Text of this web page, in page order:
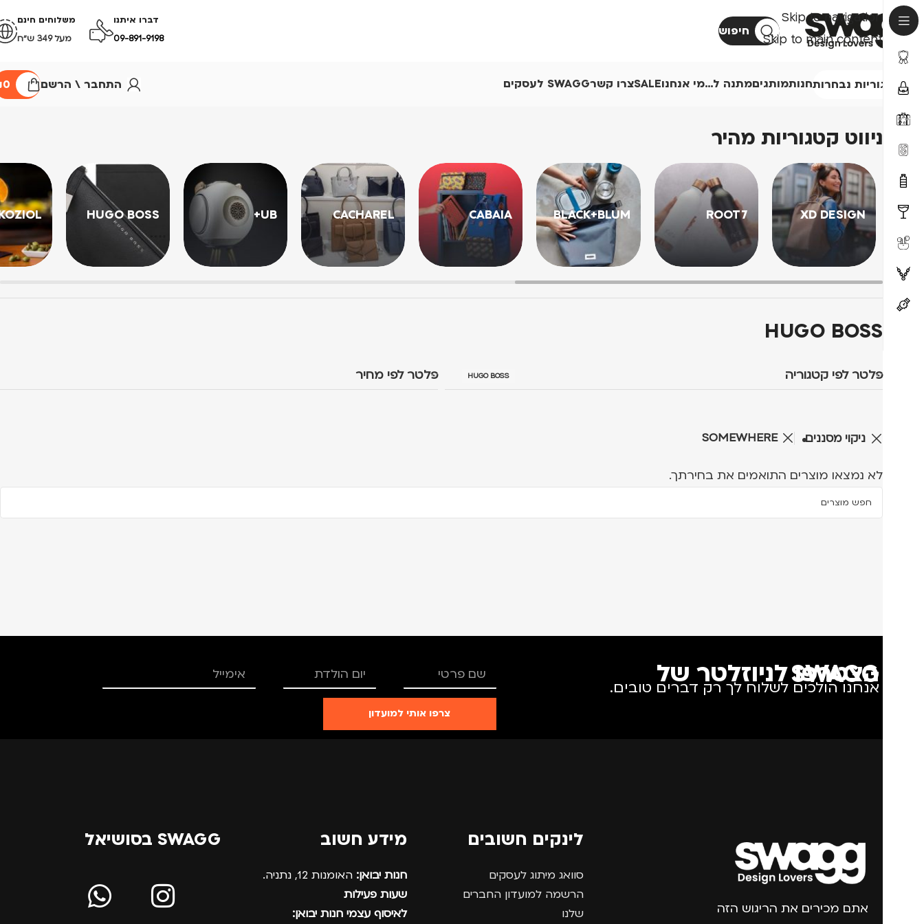
Skip to navigation
Skip to main content
חיפוש
דברו איתנו
09-891-9198
משלוחים חינם
מעל 349 ש״ח
קטגוריות נבחרותחנותמותגיםמתנה ל…מי אנחנוSALEצרו קשרSWAGG לעסקים התחבר \ הרשם 0
ניווט קטגוריות מהיר
XD DESIGN
ROOT7
BLACK+BLUM
CABAIA
CACHAREL
UB+
HUGO BOSS
HUGO BOSS
פלטר לפי קטגוריה HUGO BOSS פלטר לפי מחיר
ניקוי מסננים SOMEWHERE
לא נמצאו מוצרים התואמים את בחירתך.
הצטרפו לניוזלטר של SWAGG
אנחנו הולכים לשלוח לך רק דברים טובים.
צרפו אותי למועדון
אתם מכירים את הריגוש הזה
לינקים חשובים
סוואג מיתוג לעסקים
הרשמה למועדון החברים
שלנו
מידע חשוב
חנות יבואן: האומנות 12, נתניה.
שעות פעילות
לאיסוף עצמי חנות יבואן:
SWAGG בסושיאל